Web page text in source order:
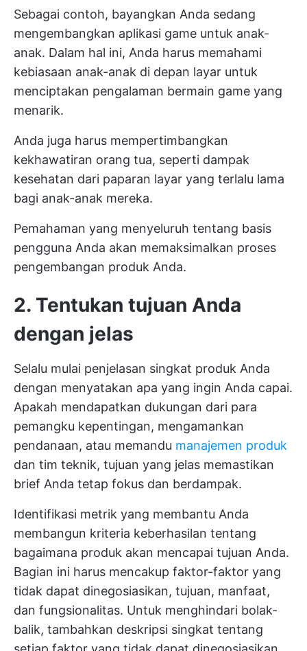
Sebagai contoh, bayangkan Anda sedang
mengembangkan aplikasi game untuk anak-
anak. Dalam hal ini, Anda harus memahami
kebiasaan anak-anak di depan layar untuk
menciptakan pengalaman bermain game yang
menarik.
Anda juga harus mempertimbangkan
kekhawatiran orang tua, seperti dampak
kesehatan dari paparan layar yang terlalu lama
bagi anak-anak mereka.
Pemahaman yang menyeluruh tentang basis
pengguna Anda akan memaksimalkan proses
pengembangan produk Anda.
2. Tentukan tujuan Anda
dengan jelas
Selalu mulai penjelasan singkat produk Anda
dengan menyatakan apa yang ingin Anda capai.
Apakah mendapatkan dukungan dari para
pemangku kepentingan, mengamankan
pendanaan, atau memandu manajemen produk
dan tim teknik, tujuan yang jelas memastikan
brief Anda tetap fokus dan berdampak.
Identifikasi metrik yang membantu Anda
membangun kriteria keberhasilan tentang
bagaimana produk akan mencapai tujuan Anda.
Bagian ini harus mencakup faktor-faktor yang
tidak dapat dinegosiasikan, tujuan, manfaat,
dan fungsionalitas. Untuk menghindari bolak-
balik, tambahkan deskripsi singkat tentang